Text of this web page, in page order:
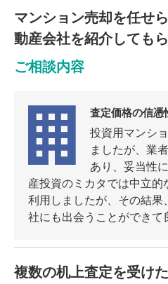
マンション売却を任せ
動産会社を紹介してもら
ご相談内容
査定価格の信憑
投資用マンシ
ましたが、業
あり、妥当性
産投資のミカタでは中立的
利用しましたが、その結果
社にも出会うことができて
複数の机上査定を受け